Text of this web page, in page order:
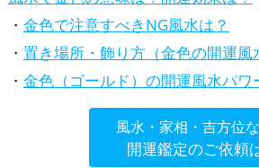
・ 金色で注意すべきNG風水は？
・ 置き場所・飾り方（金色の開運風
・ 金色（ゴールド）の開運風水パワ
風水・家相・吉方位
開運鑑定のご依頼